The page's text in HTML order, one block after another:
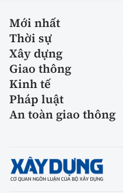
Mới nhất
Thời sự
Xây dựng
Giao thông
Kinh tế
Pháp luật
An toàn giao thông